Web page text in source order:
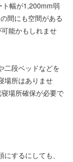
ト幅が1,200mm弱
間にも空間がある
能かもしれませ
二段ベッドなどを
場所はありませ
場所確保が必要で
するにしても、